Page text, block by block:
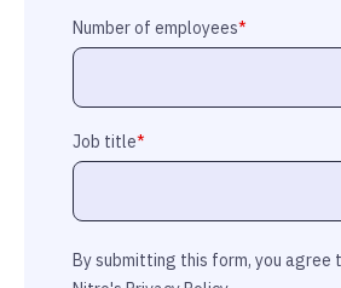
Number of employees*
Job title*
By submitting this form, you agree